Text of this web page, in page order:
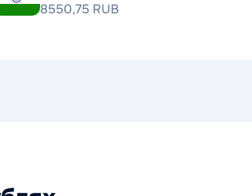
8550,75 RUB